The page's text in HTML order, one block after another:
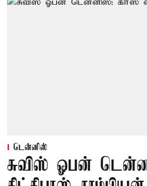
டென்னிஸ்
சுவிஸ் ஓபன்